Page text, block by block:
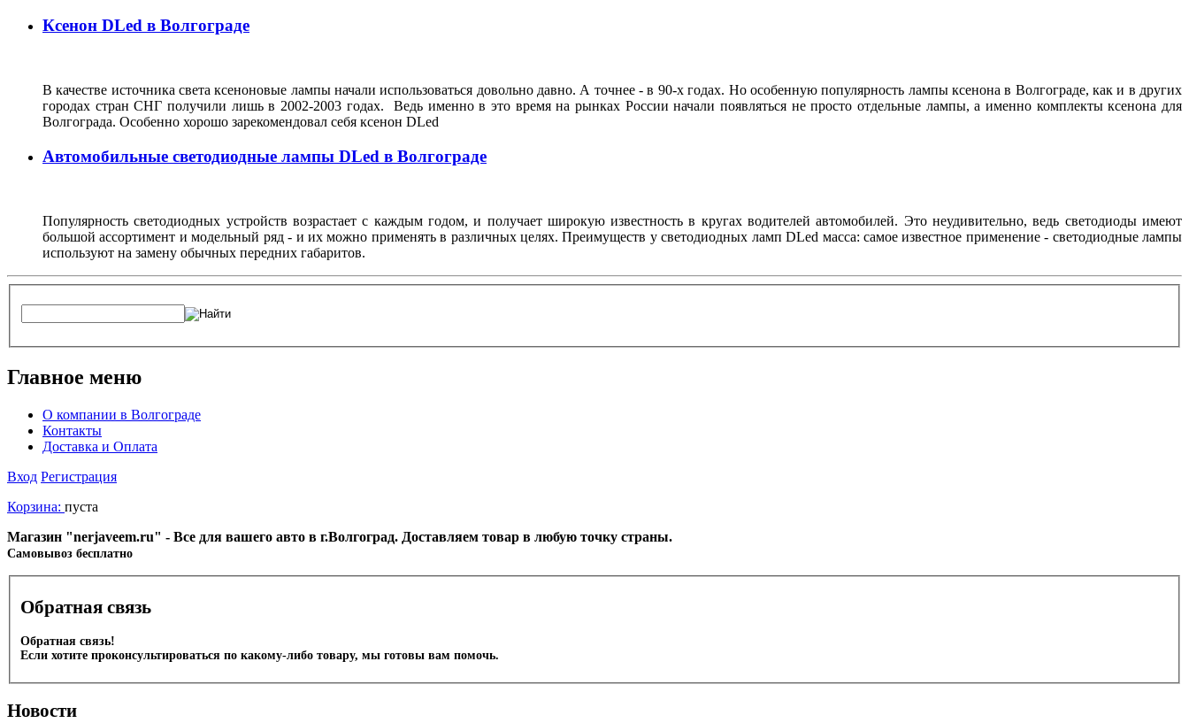
Ксенон DLed в Волгограде
В качестве источника света ксеноновые лампы начали использоваться довольно давно. А точнее - в 90-х годах. Но особенную популярность лампы ксенона в Волгограде, как и в других
городах стран СНГ получили лишь в 2002-2003 годах. Ведь именно в это время на рынках России начали появляться не просто отдельные лампы, а именно комплекты ксенона для
Волгограда. Особенно хорошо зарекомендовал себя ксенон DLed
Автомобильные светодиодные лампы DLed в Волгограде
Популярность светодиодных устройств возрастает с каждым годом, и получает широкую известность в кругах водителей автомобилей. Это неудивительно, ведь светодиоды имеют
большой ассортимент и модельный ряд - и их можно применять в различных целях. Преимуществ у светодиодных ламп DLed масса: самое известное применение - светодиодные лампы
используют на замену обычных передних габаритов.
Главное меню
О компании в Волгограде
Контакты
Доставка и Оплата
Вход Регистрация
Корзина: пуста
Магазин "nerjaveem.ru" - Все для вашего авто в г.Волгоград. Доставляем товар в любую точку страны.
Cамовывоз бесплатно
Обратная связь
Обратная связь!
Если хотите проконсультироваться по какому-либо товару, мы готовы вам помочь.
Новости